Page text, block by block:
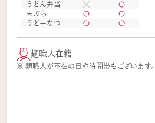
うどん弁当
天ぷら
うどーなつ
麺職人在籍
※ 麺職人が不在の日や時間帯もございます。